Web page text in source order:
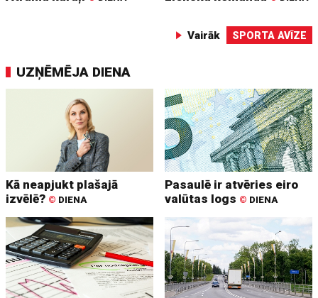
Vairāk SPORTA AVĪZE
UZŅĒMĒJA DIENA
Kā neapjukt plašajā
izvēlē? © DIENA
Pasaulē ir atvēries eiro
valūtas logs © DIENA